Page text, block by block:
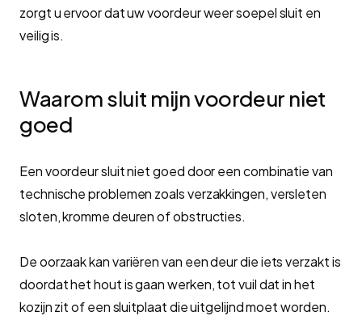
zorgt u ervoor dat uw voordeur weer soepel sluit en
veilig is.
Waarom sluit mijn voordeur niet
goed
Een voordeur sluit niet goed door een combinatie van
technische problemen zoals verzakkingen, versleten
sloten, kromme deuren of obstructies.
De oorzaak kan variëren van een deur die iets verzakt is
doordat het hout is gaan werken, tot vuil dat in het
kozijn zit of een sluitplaat die uitgelijnd moet worden.